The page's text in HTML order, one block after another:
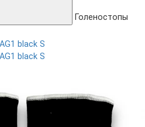
Голеностопы